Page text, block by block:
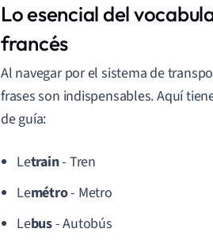
Lo esencial del
francés
Al navegar por el sistema de
frases son indispensables. Aquí
de guía:
Letrain- Tren
Lemétro- Metro
Lebus- Autobús